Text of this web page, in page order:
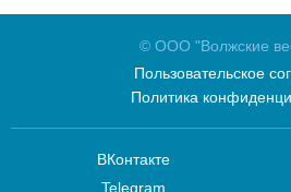
© ООО "Волжские
Пользовательское
Политика
ВКонтакте
Telegram